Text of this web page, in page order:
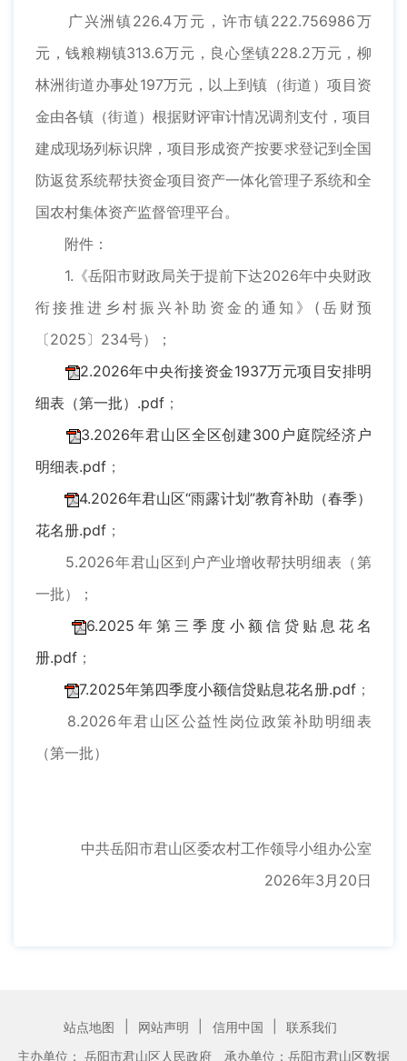
广兴洲镇226.4万元，许市镇222.756986万
元，钱粮糊镇313.6万元，良心堡镇228.2万元，柳
林洲街道办事处197万元，以上到镇（街道）项目资
金由各镇（街道）根据财评审计情况调剂支付，项目
建成现场列标识牌，项目形成资产按要求登记到全国
防返贫系统帮扶资金项目资产一体化管理子系统和全
国农村集体资产监督管理平台。
附件：
1.《岳阳市财政局关于提前下达2026年中央财政
衔接推进乡村振兴补助资金的通知》(岳财预
〔2025〕234号）；
2.2026年中央衔接资金1937万元项目安排明
细表（第一批）.pdf ；
3.2026年君山区全区创建300户庭院经济户
明细表.pdf ；
4.2026年君山区“雨露计划”教育补助（春季）
花名册.pdf ；
5.2026年君山区到户产业增收帮扶明细表（第
一批）；
6.2025年第三季度小额信贷贴息花名
册.pdf ；
7.2025年第四季度小额信贷贴息花名册.pdf ；
8.2026年君山区公益性岗位政策补助明细表
（第一批）
中共岳阳市君山区委农村工作领导小组办公室
2026年3月20日
站点地图 网站声明 信用中国
联系我们
主办单位： 岳阳市君山区人民政府
承办单位：岳阳市君山区数据